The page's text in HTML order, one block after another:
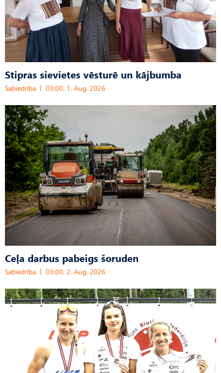
Stipras sievietes vēsturē un kājbumba
Sabiedrība 03:00, 1. Aug, 2026
Ceļa darbus pabeigs šoruden
Sabiedrība 03:00, 2. Aug, 2026